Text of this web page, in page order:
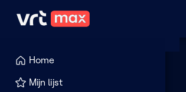
Naar hoofdinhoud
Home
Mijn lijst